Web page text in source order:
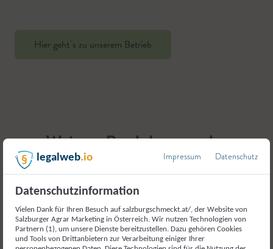
Hier geht`s zu unserem Betrieb
Weitere Produkte aus der
Kategorie
Milch und Milcherzeugnisse
legalweb.io Impressum Datenschutz
Datenschutzinformation
Vielen Dank für Ihren Besuch auf salzburgschmeckt.at/, der Website von
Salzburger Agrar Marketing in Österreich. Wir nutzen Technologien von
Partnern (1), um unsere Dienste bereitzustellen. Dazu gehören Cookies
und Tools von Drittanbietern zur Verarbeitung einiger Ihrer